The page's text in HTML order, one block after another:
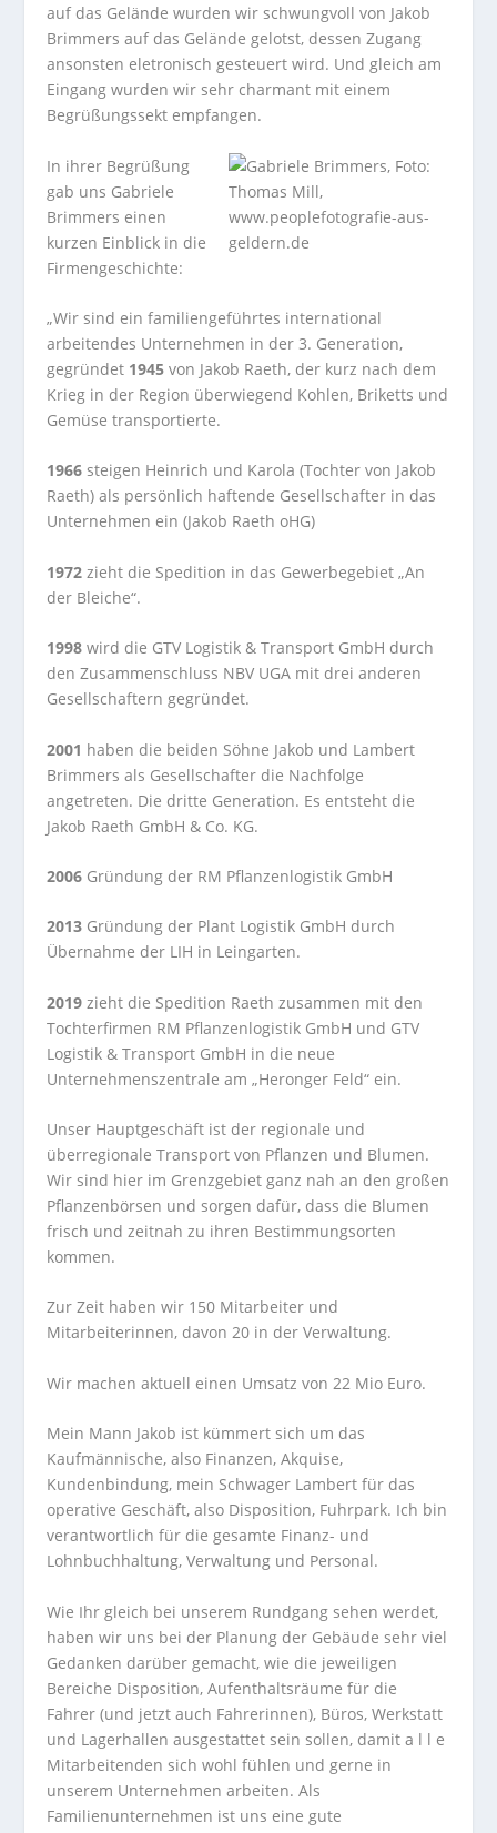
auf das Gelände wurden wir schwungvoll von Jakob
Brimmers auf das Gelände gelotst, dessen Zugang
ansonsten eletronisch gesteuert wird. Und gleich am
Eingang wurden wir sehr charmant mit einem
Begrüßungssekt empfangen.
In ihrer Begrüßung
gab uns Gabriele
Brimmers einen
kurzen Einblick in die
Firmengeschichte:
„Wir sind ein familiengeführtes international
arbeitendes Unternehmen in der 3. Generation,
gegründet 1945 von Jakob Raeth, der kurz nach dem
Krieg in der Region überwiegend Kohlen, Briketts und
Gemüse transportierte.
1966 steigen Heinrich und Karola (Tochter von Jakob
Raeth) als persönlich haftende Gesellschafter in das
Unternehmen ein (Jakob Raeth oHG)
1972 zieht die Spedition in das Gewerbegebiet „An
der Bleiche“.
1998 wird die GTV Logistik & Transport GmbH durch
den Zusammenschluss NBV UGA mit drei anderen
Gesellschaftern gegründet.
2001 haben die beiden Söhne Jakob und Lambert
Brimmers als Gesellschafter die Nachfolge
angetreten. Die dritte Generation. Es entsteht die
Jakob Raeth GmbH & Co. KG.
2006 Gründung der RM Pflanzenlogistik GmbH
2013 Gründung der Plant Logistik GmbH durch
Übernahme der LIH in Leingarten.
2019 zieht die Spedition Raeth zusammen mit den
Tochterfirmen RM Pflanzenlogistik GmbH und GTV
Logistik & Transport GmbH in die neue
Unternehmenszentrale am „Heronger Feld“ ein.
Unser Hauptgeschäft ist der regionale und
überregionale Transport von Pflanzen und Blumen.
Wir sind hier im Grenzgebiet ganz nah an den großen
Pflanzenbörsen und sorgen dafür, dass die Blumen
frisch und zeitnah zu ihren Bestimmungsorten
kommen.
Zur Zeit haben wir 150 Mitarbeiter und
Mitarbeiterinnen, davon 20 in der Verwaltung.
Wir machen aktuell einen Umsatz von 22 Mio Euro.
Mein Mann Jakob ist kümmert sich um das
Kaufmännische, also Finanzen, Akquise,
Kundenbindung, mein Schwager Lambert für das
operative Geschäft, also Disposition, Fuhrpark. Ich bin
verantwortlich für die gesamte Finanz- und
Lohnbuchhaltung, Verwaltung und Personal.
Wie Ihr gleich bei unserem Rundgang sehen werdet,
haben wir uns bei der Planung der Gebäude sehr viel
Gedanken darüber gemacht, wie die jeweiligen
Bereiche Disposition, Aufenthaltsräume für die
Fahrer (und jetzt auch Fahrerinnen), Büros, Werkstatt
und Lagerhallen ausgestattet sein sollen, damit a l l e
Mitarbeitenden sich wohl fühlen und gerne in
unserem Unternehmen arbeiten. Als
Familienunternehmen ist uns eine gute